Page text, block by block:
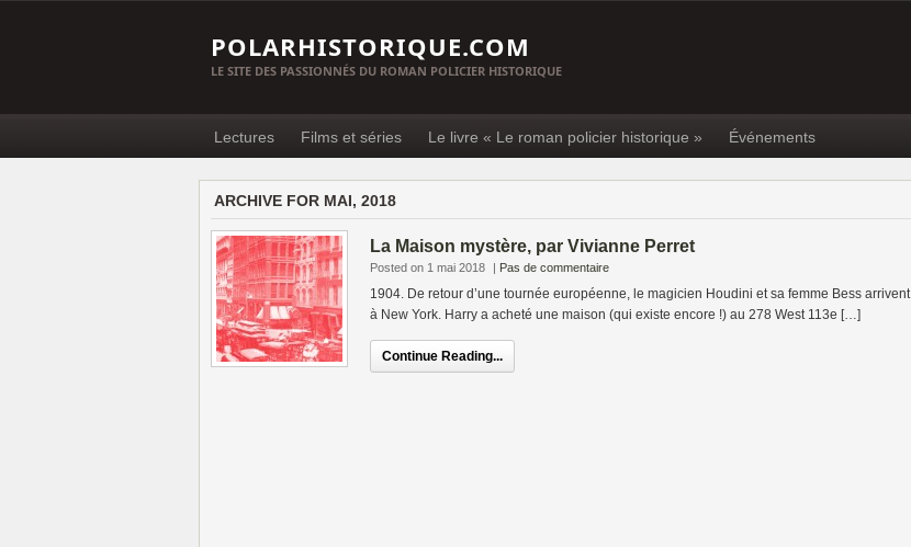
POLARHISTORIQUE.COM
LE SITE DES PASSIONNÉS DU ROMAN POLICIER HISTORIQUE
Lectures Films et séries Le livre « Le roman policier historique » Événements
ARCHIVE FOR MAI, 2018
La Maison mystère, par Vivianne Perret
Posted on 1 mai 2018 | Pas de commentaire
1904. De retour d’une tournée européenne, le magicien Houdini et sa femme Bess arrivent
à New York. Harry a acheté une maison (qui existe encore !) au 278 West 113e […]
Continue Reading...